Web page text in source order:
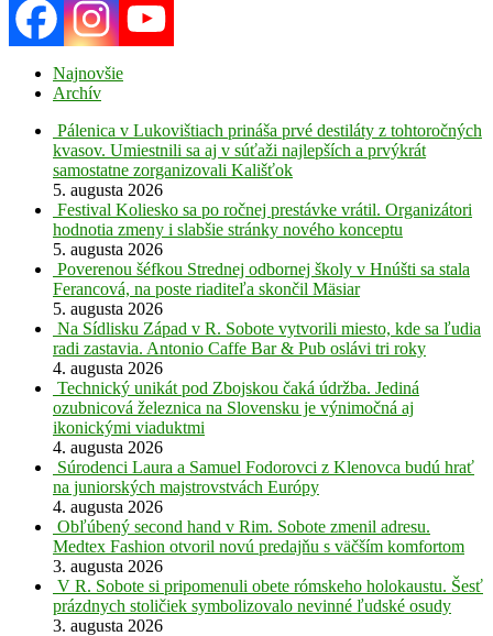
Najnovšie
Archív
Pálenica v Lukovištiach prináša prvé destiláty z tohtoročných
kvasov. Umiestnili sa aj v súťaži najlepších a prvýkrát
samostatne zorganizovali Kališťok
5. augusta 2026
Festival Koliesko sa po ročnej prestávke vrátil. Organizátori
hodnotia zmeny i slabšie stránky nového konceptu
5. augusta 2026
Poverenou šéfkou Strednej odbornej školy v Hnúšti sa stala
Ferancová, na poste riaditeľa skončil Mäsiar
5. augusta 2026
Na Sídlisku Západ v R. Sobote vytvorili miesto, kde sa ľudia
radi zastavia. Antonio Caffe Bar & Pub oslávi tri roky
4. augusta 2026
Technický unikát pod Zbojskou čaká údržba. Jediná
ozubnicová železnica na Slovensku je výnimočná aj
ikonickými viaduktmi
4. augusta 2026
Súrodenci Laura a Samuel Fodorovci z Klenovca budú hrať
na juniorských majstrovstvách Európy
4. augusta 2026
Obľúbený second hand v Rim. Sobote zmenil adresu.
Medtex Fashion otvoril novú predajňu s väčším komfortom
3. augusta 2026
V R. Sobote si pripomenuli obete rómskeho holokaustu. Šesť
prázdnych stoličiek symbolizovalo nevinné ľudské osudy
3. augusta 2026